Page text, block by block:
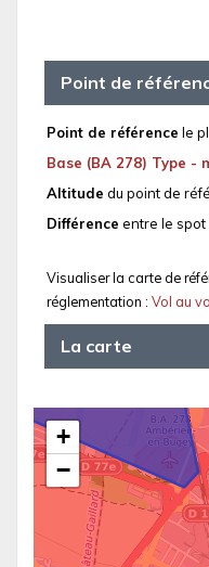
Point de
Point de référence le
Base (BA 278) Type -
Altitude du point de
Différence entre le spot
Visualiser la carte de
réglementation : Vol au
La carte